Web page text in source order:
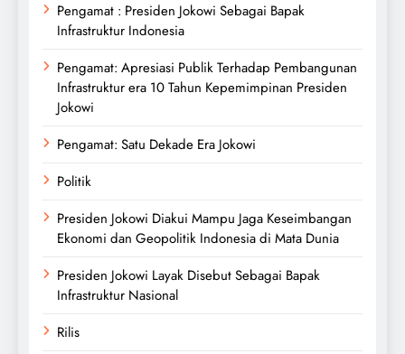
Pengamat : Presiden Jokowi Sebagai Bapak
Infrastruktur Indonesia
Pengamat: Apresiasi Publik Terhadap Pembangunan
Infrastruktur era 10 Tahun Kepemimpinan Presiden
Jokowi
Pengamat: Satu Dekade Era Jokowi
Politik
Presiden Jokowi Diakui Mampu Jaga Keseimbangan
Ekonomi dan Geopolitik Indonesia di Mata Dunia
Presiden Jokowi Layak Disebut Sebagai Bapak
Infrastruktur Nasional
Rilis